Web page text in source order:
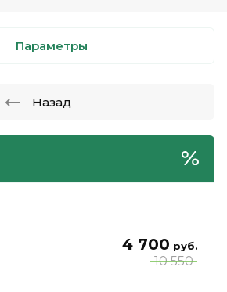
10 550
4 700 руб.
Параметры
Назад